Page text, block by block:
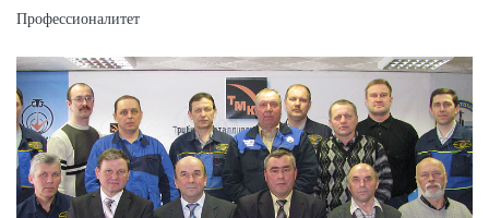
Профессионалитет